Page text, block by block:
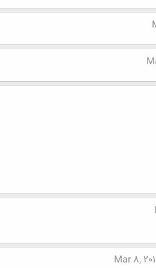
Mar 8,